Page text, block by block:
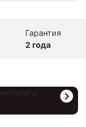
Гарантия
2 года